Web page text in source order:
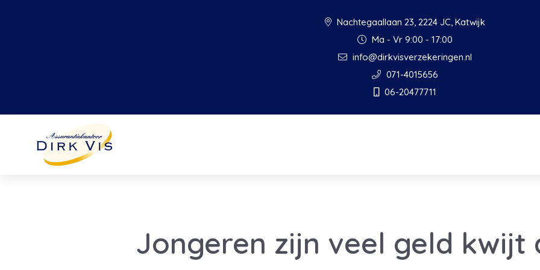
Nachtegaallaan 23, 2224 JC, Katwijk
Ma - Vr 9:00 - 17:00
info@dirkvisverzekeringen.nl
071-4015656
06-20477711
Jongeren zijn veel geld kwijt